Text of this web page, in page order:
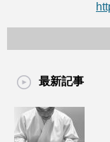
最新記事